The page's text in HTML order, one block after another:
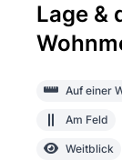
Lage &
Auf einer
Am Feld
Weitblick